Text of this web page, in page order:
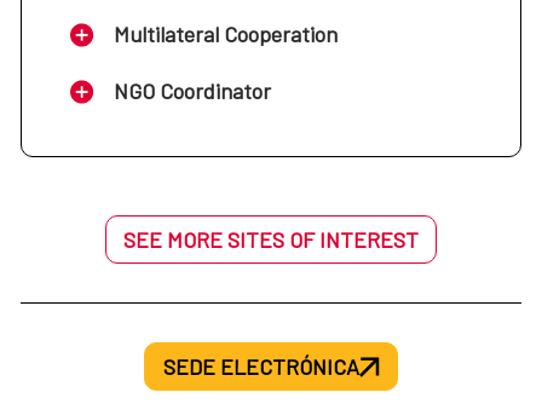
Multilateral Cooperation
NGO Coordinator
SEE MORE SITES OF INTEREST
SEDE ELECTRÓNICA